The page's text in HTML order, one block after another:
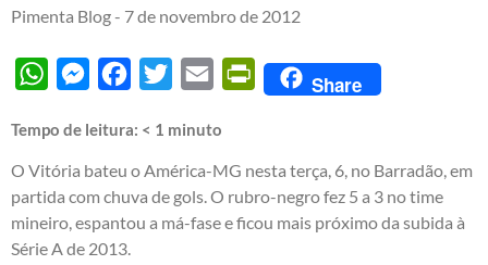
Pimenta Blog - 7 de novembro de 2012
WhatsAppMessengerFacebook
Twitter Email PrintFriendly
Share
Tempo de leitura: < 1 minuto
O Vitória bateu o América-MG nesta terça, 6, no Barradão, em
partida com chuva de gols. O rubro-negro fez 5 a 3 no time
mineiro, espantou a má-fase e ficou mais próximo da subida à
Série A de 2013.